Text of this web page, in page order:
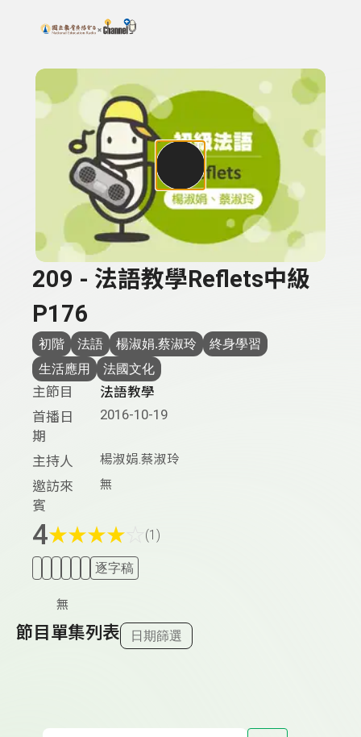
上方功能區塊
搜尋關鍵字：可輸入節目名稱、主持人或關鍵字
209 - 法語教學Reflets中級
P176
初階 法語 楊淑娟.蔡淑玲
終身學習
生活應用
法國文化
主節目
法語教學
首播日
期
2016-10-19
主持人 楊淑娟.蔡淑玲
邀訪來
賓
無
4★★★★ (1)
逐字稿
無
節目單集列表 日期篩選